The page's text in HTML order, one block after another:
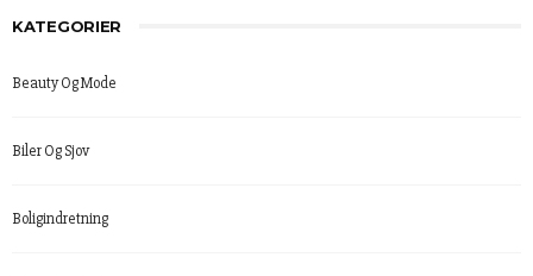
KATEGORIER
Beauty Og Mode
Biler Og Sjov
Boligindretning